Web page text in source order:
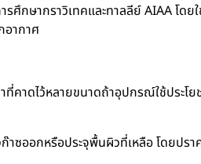
ษากราวิเทคและทาลลีย์ AIAA โดย
ากาศ
คาดไว้หลายขนาดถ้าอุปกรณ์ใช้ประโ
อกหรือประจุพื้นผิวที่เหลือ โดยปรา